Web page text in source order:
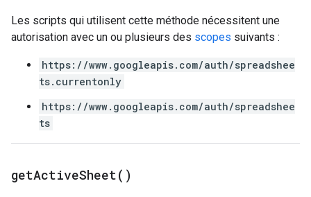
Les scripts qui utilisent cette méthode nécessitent une
autorisation avec un ou plusieurs des scopes suivants :
https://www.googleapis.com/auth/spreadshee
ts.currentonly
https://www.googleapis.com/auth/spreadshee
ts
getActiveSheet( )